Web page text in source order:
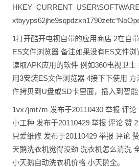
1打开酷开电视自带的应用商店 2在自
ES文件浏览器 备注如果没有ES文件
读取APK应用的软件 例如360电视卫士
用3安装ES文件浏览器 4接下下使用
件拷贝到U盘或SD卡里面，插入到智能
1vx7jmt7m 发布于20110430 举报 评论
小工种 发布于20110429 举报 评论 赞
只爱维修 发布于20110429 举报 评论
天鹅洗衣机觉得没劲 洗衣机怎么清洗
小天鹅自动洗衣机价格 小天鹅全。